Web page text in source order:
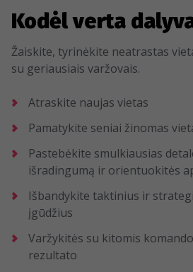
Kodėl verta
Žaiskite, tyrinėkite neatrastas
su geriausiais varžovais.
Atraskite naujas vietas
Pamatykite seniai žinomas
Pastebėkite smulkiausias
išradingumą ir orientuokitės
Išbandykite taktinius ir
įgūdžius
Varžykitės su kitomis
rezultato